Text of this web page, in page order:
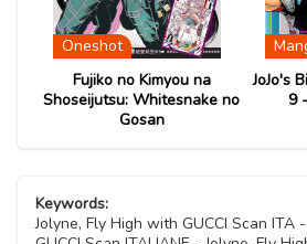
Oneshot
Fujiko no Kimyou na
Shoseijutsu: Whitesnake no
Gosan
JoJo's
9
Keywords:
Jolyne, Fly High with GUCCI Scan ITA